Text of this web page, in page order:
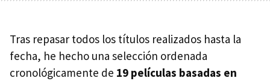
Tras repasar todos los títulos realizados hasta la
fecha, he hecho una selección ordenada
cronológicamente de 19 películas basadas en